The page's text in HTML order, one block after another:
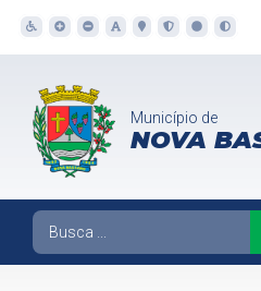
Município de
NOVA